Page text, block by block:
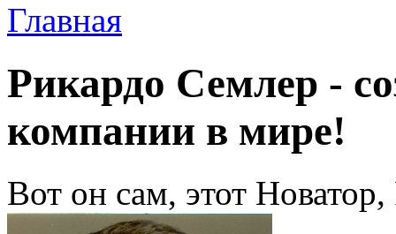
Главная
Рикардо Семлер -
компании в мире!
Вот он сам, этот